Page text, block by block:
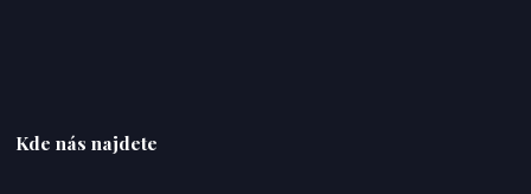
Kde nás najdete